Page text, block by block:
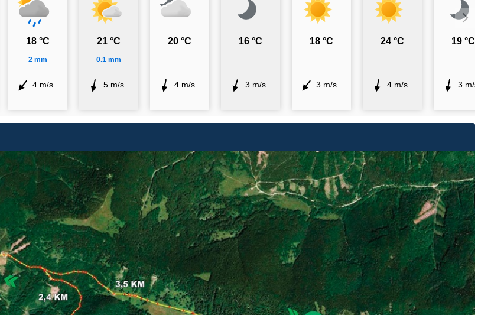
18 °C
2 mm
4 m/s
21 °C
0.1 mm
5 m/s
20 °C
4 m/s
16 °C
3 m/s
18 °C
3 m/s
24 °C
4 m/s
19 °C
3 m/s